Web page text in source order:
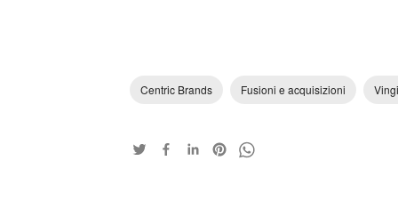
Centric Brands Fusioni e acquisizioni